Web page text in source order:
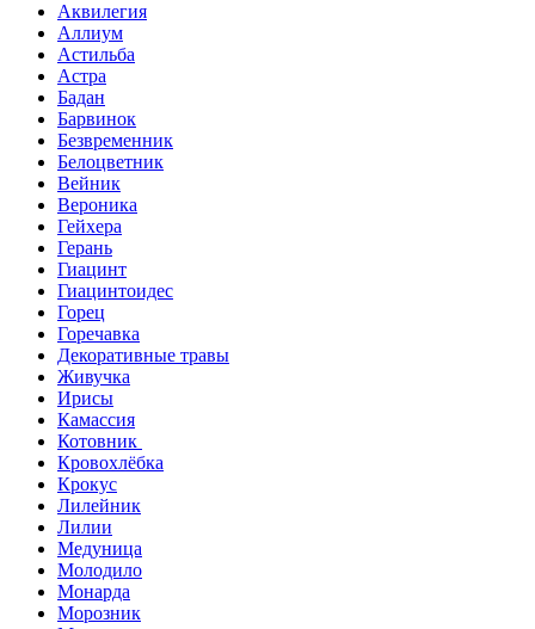
Аквилегия
Аллиум
Астильба
Астра
Бадан
Барвинок
Безвременник
Белоцветник
Вейник
Вероника
Гейхера
Герань
Гиацинт
Гиацинтоидес
Горец
Горечавка
Декоративные травы
Живучка
Ирисы
Камассия
Котовник
Кровохлёбка
Крокус
Лилейник
Лилии
Медуница
Молодило
Монарда
Морозник